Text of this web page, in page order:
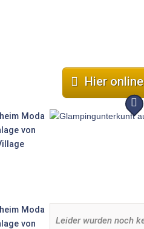
6 Hier
Leider wurden noch